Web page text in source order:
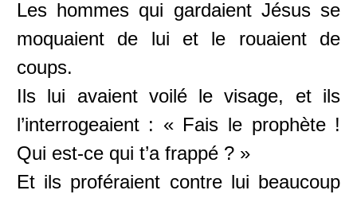
Les hommes qui gardaient Jésus se
moquaient de lui et le rouaient de
coups.
Ils lui avaient voilé le visage, et ils
l’interrogeaient : « Fais le prophète !
Qui est-ce qui t’a frappé ? »
Et ils proféraient contre lui beaucoup